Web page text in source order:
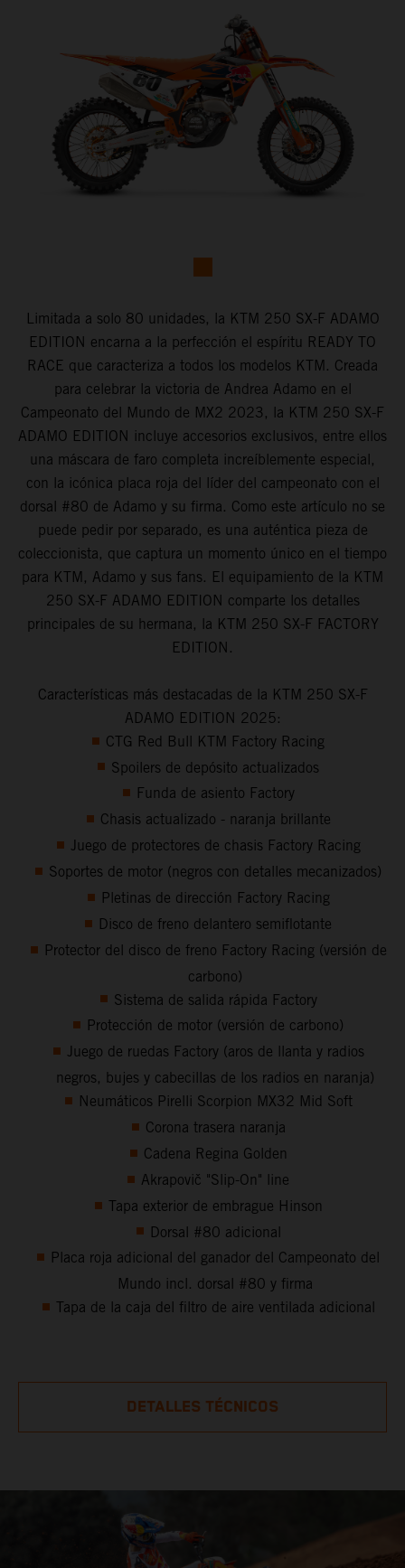
Limitada a solo 80 unidades, la KTM 250 SX-F ADAMO
EDITION encarna a la perfección el espíritu READY TO
RACE que caracteriza a todos los modelos KTM. Creada
para celebrar la victoria de Andrea Adamo en el
Campeonato del Mundo de MX2 2023, la KTM 250 SX-F
ADAMO EDITION incluye accesorios exclusivos, entre ellos
una máscara de faro completa increíblemente especial,
con la icónica placa roja del líder del campeonato con el
dorsal #80 de Adamo y su firma. Como este artículo no se
puede pedir por separado, es una auténtica pieza de
coleccionista, que captura un momento único en el tiempo
para KTM, Adamo y sus fans. El equipamiento de la KTM
250 SX-F ADAMO EDITION comparte los detalles
principales de su hermana, la KTM 250 SX-F FACTORY
EDITION.
Características más destacadas de la KTM 250 SX-F
ADAMO EDITION 2025:
CTG Red Bull KTM Factory Racing
Spoilers de depósito actualizados
Funda de asiento Factory
Chasis actualizado - naranja brillante
Juego de protectores de chasis Factory Racing
Soportes de motor (negros con detalles mecanizados)
Pletinas de dirección Factory Racing
Disco de freno delantero semiflotante
Protector del disco de freno Factory Racing (versión de
carbono)
Sistema de salida rápida Factory
Protección de motor (versión de carbono)
Juego de ruedas Factory (aros de llanta y radios
negros, bujes y cabecillas de los radios en naranja)
Neumáticos Pirelli Scorpion MX32 Mid Soft
Corona trasera naranja
Cadena Regina Golden
Akrapovič "Slip-On" line
Tapa exterior de embrague Hinson
Dorsal #80 adicional
Placa roja adicional del ganador del Campeonato del
Mundo incl. dorsal #80 y firma
Tapa de la caja del filtro de aire ventilada adicional
DETALLES TÉCNICOS